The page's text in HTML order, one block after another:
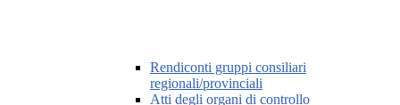
Rendiconti gruppi consiliari
regionali/provinciali
Atti degli organi di controllo